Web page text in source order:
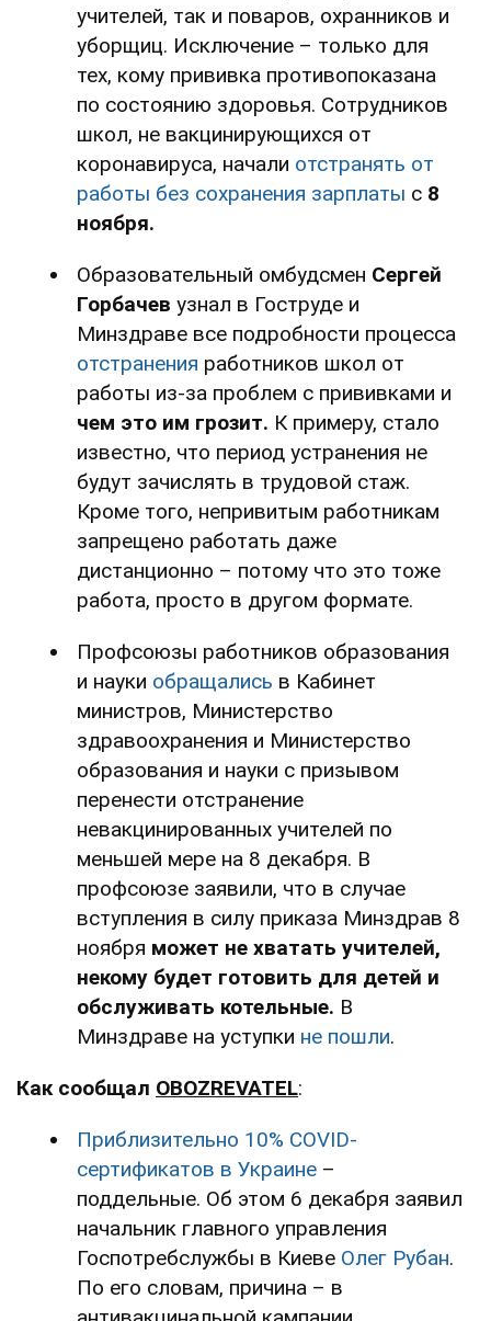
учителей, так и поваров, охранников и
уборщиц. Исключение – только для
тех, кому прививка противопоказана
по состоянию здоровья. Сотрудников
школ, не вакцинирующихся от
коронавируса, начали отстранять от
работы без сохранения зарплаты с 8
ноября.
Образовательный омбудсмен Сергей
Горбачев узнал в Гоструде и
Минздраве все подробности процесса
отстранения работников школ от
работы из-за проблем с прививками и
чем это им грозит. К примеру, стало
известно, что период устранения не
будут зачислять в трудовой стаж.
Кроме того, непривитым работникам
запрещено работать даже
дистанционно – потому что это тоже
работа, просто в другом формате.
Профсоюзы работников образования
и науки обращались в Кабинет
министров, Министерство
здравоохранения и Министерство
образования и науки с призывом
перенести отстранение
невакцинированных учителей по
меньшей мере на 8 декабря. В
профсоюзе заявили, что в случае
вступления в силу приказа Минздрав 8
ноября может не хватать учителей,
некому будет готовить для детей и
обслуживать котельные. В
Минздраве на уступки не пошли.
Как сообщал OBOZREVATEL:
Приблизительно 10% COVID-
сертификатов в Украине –
поддельные. Об этом 6 декабря заявил
начальник главного управления
Госпотребслужбы в Киеве Олег Рубан.
По его словам, причина – в